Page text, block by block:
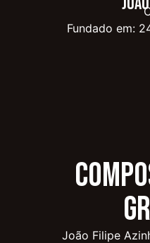
Fundado em:
João Filipe